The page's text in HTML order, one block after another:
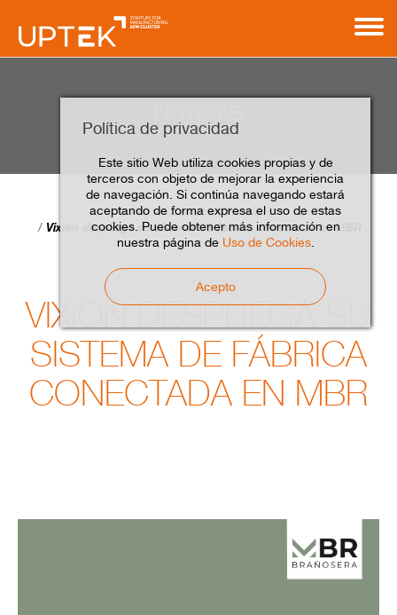
Política de privacidad
Este sitio Web utiliza cookies propias y de
terceros con objeto de mejorar la experiencia
de navegación. Si continúa navegando estará
aceptando de forma expresa el uso de estas
cookies. Puede obtener más información en
nuestra página de Uso de Cookies.
Acepto
Home Contacto Noticias
Vixion despliega su sistema de fábrica conectada en MBR
VIXION DESPLIEGA SU
SISTEMA DE FÁBRICA
CONECTADA EN MBR